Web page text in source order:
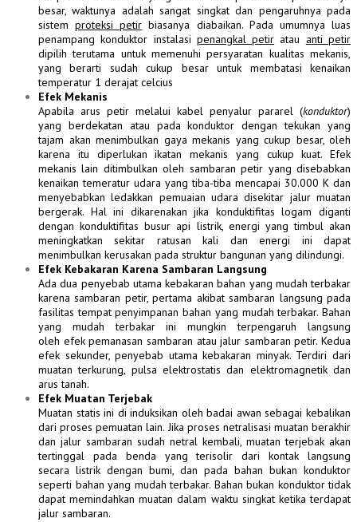
besar, waktunya adalah sangat singkat dan pengaruhnya pada
sistemproteksi petir biasanya diabaikan. Pada umumnya luas
penampang konduktor instalasi penangkal petir atau anti petir
dipilih terutama untuk memenuhi persyaratan kualitas mekanis,
yang berarti sudah cukup besar untuk membatasi kenaikan
temperatur 1 derajat celcius
Efek Mekanis
Apabila arus petir melalui kabel penyalur pararel (konduktor)
yang berdekatan atau pada konduktor dengan tekukan yang
tajam akan menimbulkan gaya mekanis yang cukup besar, oleh
karena itu diperlukan ikatan mekanis yang cukup kuat. Efek
mekanis lain ditimbulkan oleh sambaran petir yang disebabkan
kenaikan temeratur udara yang tiba-tiba mencapai 30.000 K dan
menyebabkan ledakkan pemuaian udara disekitar jalur muatan
bergerak. Hal ini dikarenakan jika konduktifitas logam diganti
dengan konduktifitas busur api listrik, energi yang timbul akan
meningkatkan sekitar ratusan kali dan energi ini dapat
menimbulkan kerusakan pada struktur bangunan yang dilindungi.
Efek Kebakaran Karena Sambaran Langsung
Ada dua penyebab utama kebakaran bahan yang mudah terbakar
karenasambaran petir, pertama akibat sambaran langsung pada
fasilitas tempat penyimpanan bahan yang mudah terbakar. Bahan
yang mudah terbakar ini mungkin terpengaruh langsung
oleh efek pemanasan sambaran atau jalur sambaran petir. Kedua
efek sekunder, penyebab utama kebakaran minyak. Terdiri dari
muatan terkurung, pulsa elektrostatis dan elektromagnetik dan
arus tanah.
Efek Muatan Terjebak
Muatan statis ini di induksikan oleh badai awan sebagai kebalikan
dari proses pemuatan lain. Jika proses netralisasi muatan berakhir
dan jalur sambaran sudah netral kembali, muatan terjebak akan
tertinggal pada benda yang terisolir dari kontak langsung
secara listrik dengan bumi, dan pada bahan bukan konduktor
seperti bahan yang mudah terbakar. Bahan bukan konduktor tidak
dapat memindahkan muatan dalam waktu singkat ketika terdapat
jalur sambaran.